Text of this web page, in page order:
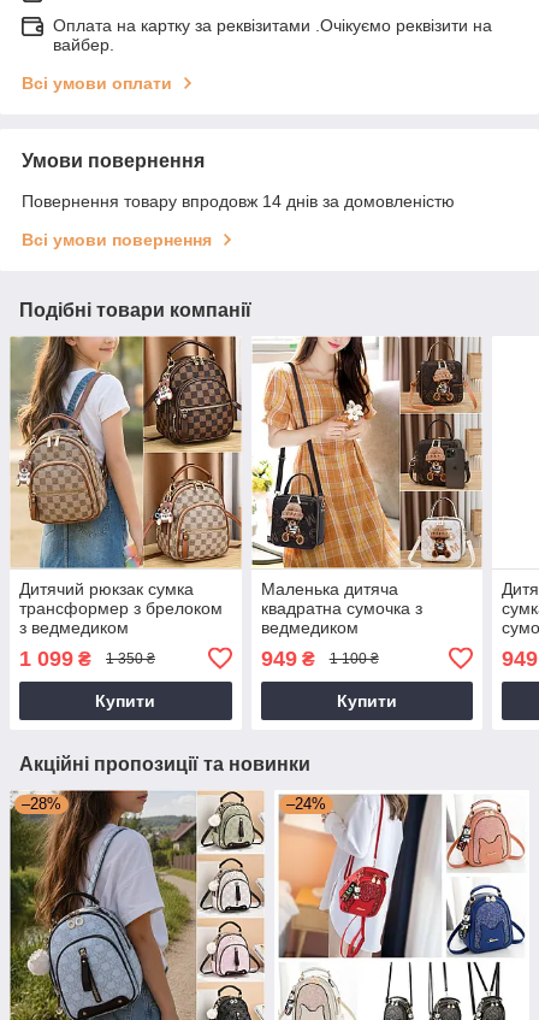
Оплата на картку за реквізитами .Очікуємо реквізити на
вайбер.
Всі умови оплати
Умови повернення
Повернення товару впродовж 14 днів за домовленістю
Всі умови повернення
Подібні товари компанії
Дитячий рюкзак сумка
трансформер з брелоком
з ведмедиком
1 099 ₴ 1 350 ₴
Купити
Маленька дитяча
квадратна сумочка з
ведмедиком
949₴ 1 100 ₴
Купити
949
Акційні пропозиції та новинки
–28% –24%